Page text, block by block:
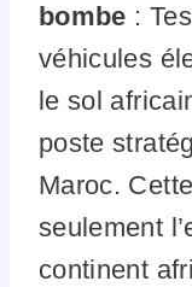
bombe :
véhicules
le sol
poste
Maroc.
seulement
continent